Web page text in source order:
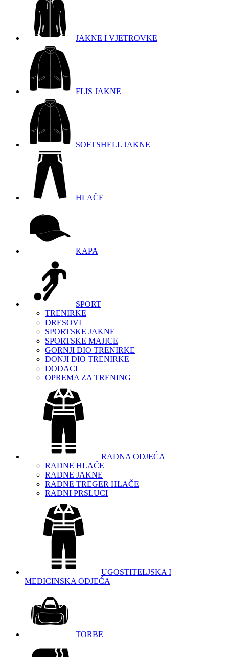
JAKNE I VJETROVKE
FLIS JAKNE
SOFTSHELL JAKNE
HLAČE
KAPA
SPORT
TRENIRKE
DRESOVI
SPORTSKE JAKNE
SPORTSKE MAJICE
GORNJI DIO TRENIRKE
DONJI DIO TRENIRKE
DODACI
OPREMA ZA TRENING
RADNA ODJEĆA
RADNE HLAČE
RADNE JAKNE
RADNE TREGER HLAČE
RADNI PRSLUCI
UGOSTITELJSKA I
MEDICINSKA ODJEĆA
TORBE